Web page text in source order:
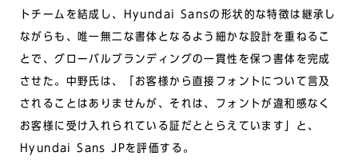
トチームを結成し、Hyundai Sansの形状的な特徴は継承し
ながらも、唯一無二な書体となるよう細かな設計を重ねるこ
とで、グローバルブランディングの一貫性を保つ書体を完成
させた。中野氏は、「お客様から直接フォントについて言及
されることはありませんが、それは、フォントが違和感なく
お客様に受け入れられている証だととらえています」と、
Hyundai Sans JPを評価する。